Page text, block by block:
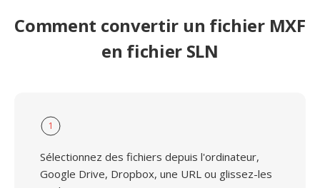
Comment convertir un fichier MXF
en fichier SLN
1
Sélectionnez des fichiers depuis l'ordinateur,
Google Drive, Dropbox, une URL ou glissez-les